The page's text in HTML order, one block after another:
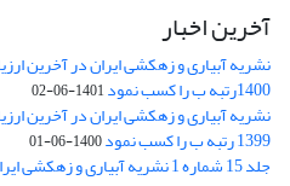
آخرین اخبار
نشریه آبیاری و زهکشی ایران در آخرین
1400رتبه ب را کسب نمود 1401-06-02
نشریه آبیاری و زهکشی ایران در آخرین
1399 رتبه ب را کسب نمود 1400-06-01
جلد 15 شماره 1 نشریه آبیاری و زهکشی ایران منتشر شد